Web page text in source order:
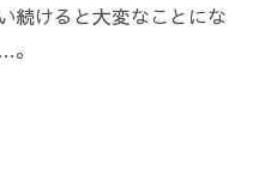
続けると大変なことにな